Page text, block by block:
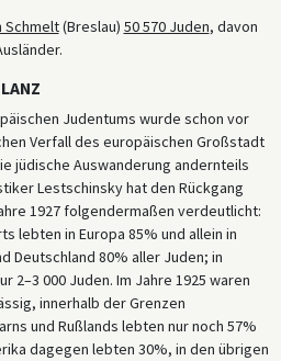
Schmelt(Breslau) 50 570 Juden, davon
Judentums wurde schon vor
Verfall des europäischen Großstadt
jüdische Auswanderung andernteils
Lestschinsky hat den Rückgang
1927 folgendermaßen verdeutlicht:
lebten in Europa 85% und allein in
Deutschland 80% aller Juden; in
2–3 000 Juden. Im Jahre 1925 waren
innerhalb der Grenzen
und Rußlands lebten nur noch 57%
dagegen lebten 30%, in den übrigen